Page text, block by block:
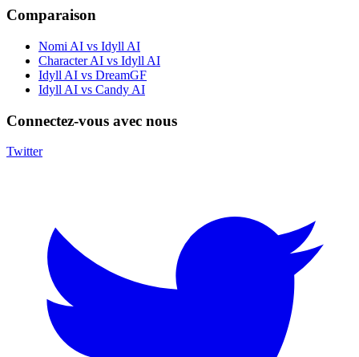
Comparaison
Nomi AI vs Idyll AI
Character AI vs Idyll AI
Idyll AI vs DreamGF
Idyll AI vs Candy AI
Connectez-vous avec nous
Twitter